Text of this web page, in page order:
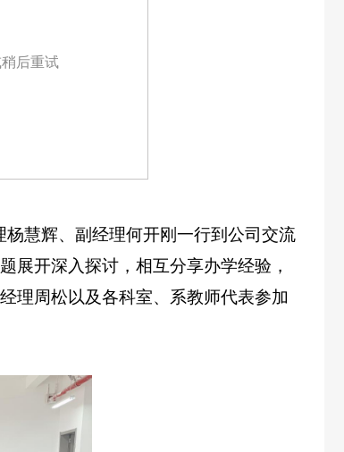
后重试
杨慧辉、副经理何开刚一行到公司交流
展开深入探讨，相互分享办学经验，
理周松以及各科室、系教师代表参加